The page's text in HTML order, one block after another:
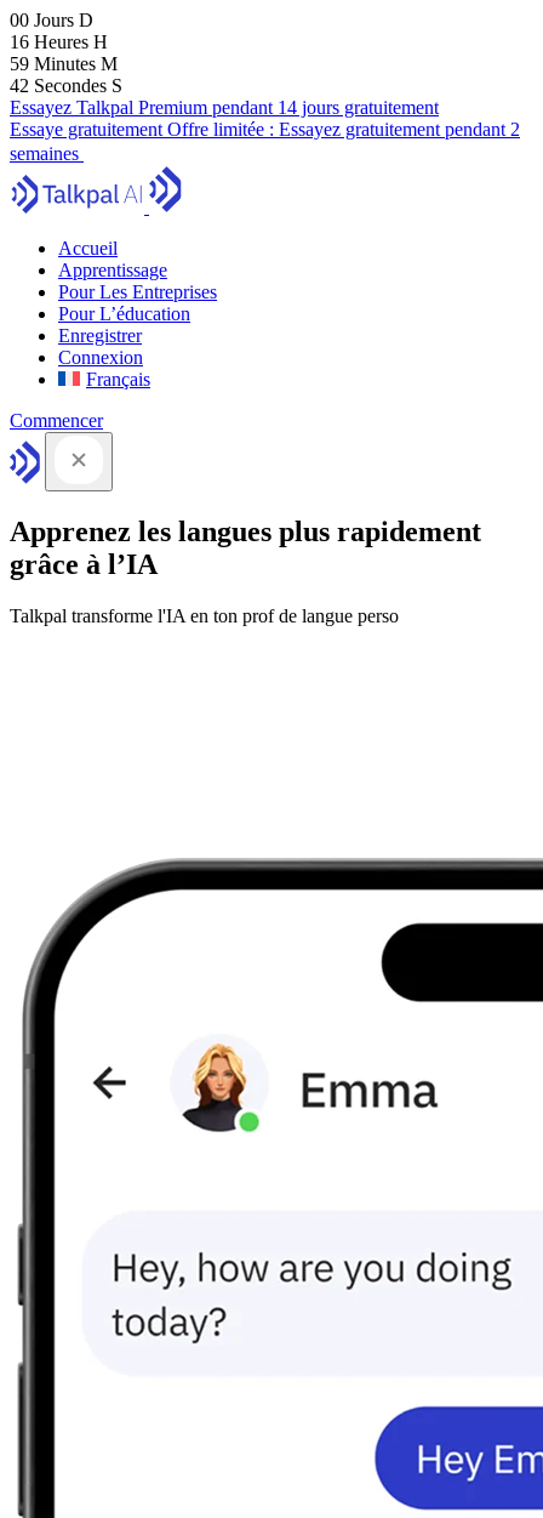
00 Jours D
16 Heures H
59 Minutes M
41 Secondes S
Essayez Talkpal Premium pendant 14 jours gratuitement
Essaye gratuitement Offre limitée : Essayez gratuitement pendant 2
semaines
Accueil
Apprentissage
Pour Les Entreprises
Pour L’éducation
Enregistrer
Connexion
Français
Commencer
Apprenez les langues plus rapidement
grâce à l’IA
Talkpal transforme l'IA en ton prof de langue perso